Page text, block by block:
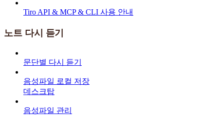
Tiro API & MCP & CLI 사용 안내
노트 다시 듣기
문단별 다시 듣기
음성파일 로컬 저장
데스크탑
음성파일 관리